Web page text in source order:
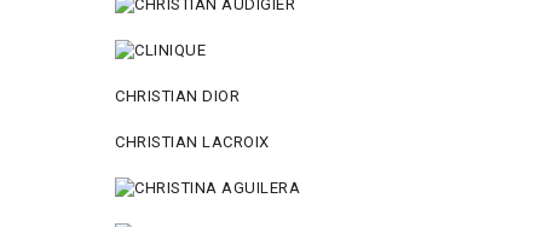
CHRISTIAN DIOR
CHRISTIAN LACROIX